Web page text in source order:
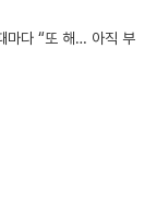
마다 “또 해… 아직 부